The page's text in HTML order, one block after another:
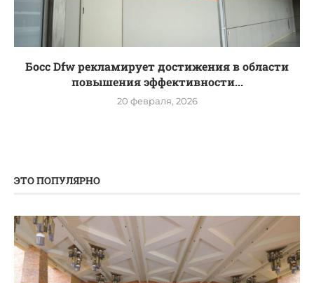
Босс Dfw рекламирует достижения в области
повышения эффективности...
20 февраля, 2026
ЭТО ПОПУЛЯРНО